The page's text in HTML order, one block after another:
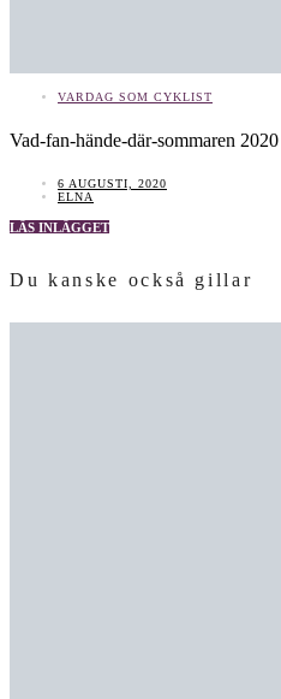
VARDAG SOM CYKLIST
Vad-fan-hände-där-sommaren 2020
6 AUGUSTI, 2020
ELNA
LÄS INLÄGGET
Du kanske också gillar